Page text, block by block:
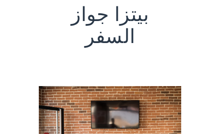
بيتزا جواز
السفر